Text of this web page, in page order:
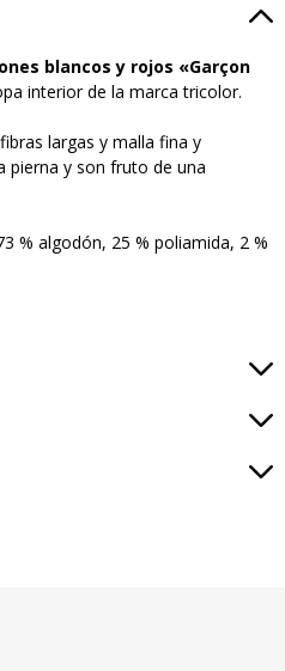
blancos y rojos «Garçon
interior de la marca tricolor.
largas y malla fina y
pierna y son fruto de una
% algodón, 25 % poliamida, 2 %